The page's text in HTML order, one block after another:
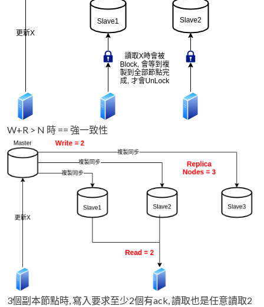
W+R > N 時 == 強一致性
3個副本節點時, 寫入要求至少2個有ack, 讀取也是任意讀取2